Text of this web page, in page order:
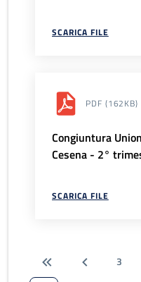
SCARICA FILE
PDF (162KB)
Congiuntura
Cesena - 2°
SCARICA FILE
3